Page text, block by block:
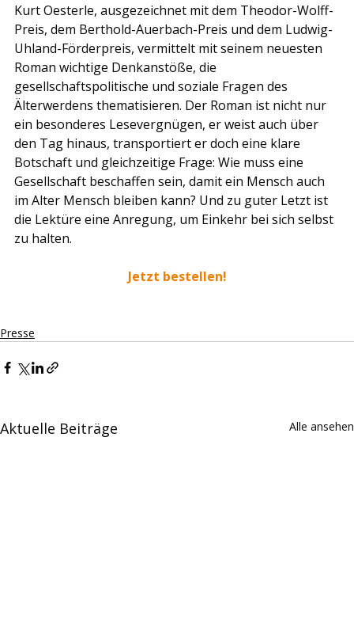
Kurt Oesterle, ausgezeichnet mit dem Theodor-Wolff-
Preis, dem Berthold-Auerbach-Preis und dem Ludwig-
Uhland-Förderpreis, vermittelt mit seinem neuesten
Roman wichtige Denkanstöße, die
gesellschaftspolitische und soziale Fragen des
Älterwerdens thematisieren. Der Roman ist nicht nur
ein besonderes Lesevergnügen, er weist auch über
den Tag hinaus, transportiert er doch eine klare
Botschaft und gleichzeitige Frage: Wie muss eine
Gesellschaft beschaffen sein, damit ein Mensch auch
im Alter Mensch bleiben kann? Und zu guter Letzt ist
die Lektüre eine Anregung, um Einkehr bei sich selbst
zu halten.
Jetzt bestellen!
Presse
Aktuelle Beiträge Alle ansehen